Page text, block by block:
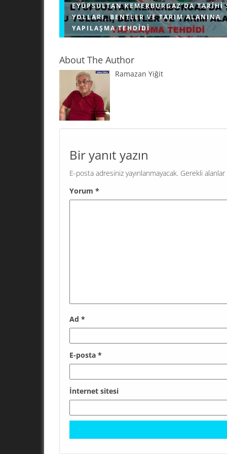
EYÜPSULTAN KEMERBURGAZ’DA TARIHI
YOLLARI, BENTLER VE TARIM ALANINA
YAPILAŞMA TEHDIDI
Çevre, Şehircilik ve İklim Değişikliği Bakanlığı,
Eyüpsultan ilçesindeki Kemerburgaz
About The Author
Ramazan Yiğit
Bir yanıt yazın
E-posta adresiniz yayınlanmayacak. Gerekli alanlar
Yorum *
Ad *
E-posta *
İnternet sitesi